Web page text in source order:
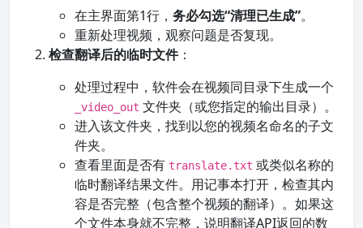
在主界面第1行， 务必勾选“清理已生成”。
重新处理视频，观察问题是否复现。
检查翻译后的临时文件：
处理过程中，软件会在视频同目录下生成一个
_video_out 文件夹（或您指定的输出目录）。
进入该文件夹，找到以您的视频名命名的子文
件夹。
查看里面是否有 translate.txt 或类似名称的
临时翻译结果文件。用记事本打开，检查其内
容是否完整（包含整个视频的翻译）。如果这
个文件本身就不完整，说明翻译API返回的数